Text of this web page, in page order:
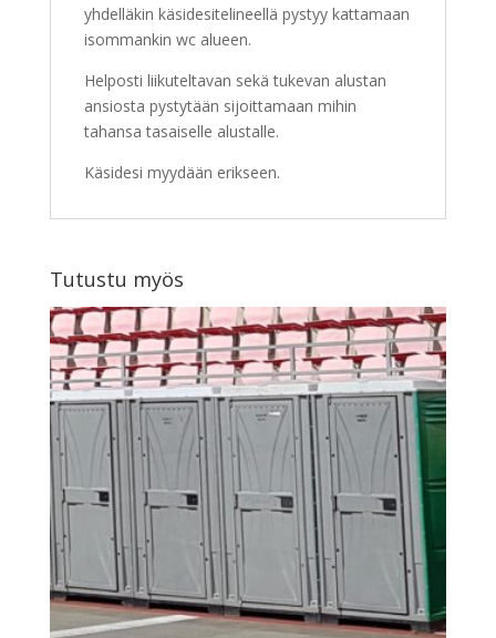
yhdelläkin käsidesitelineellä pystyy kattamaan
isommankin wc alueen.
Helposti liikuteltavan sekä tukevan alustan
ansiosta pystytään sijoittamaan mihin
tahansa tasaiselle alustalle.
Käsidesi myydään erikseen.
Tutustu myös